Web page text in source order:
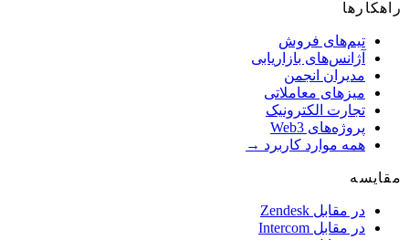
تیم‌های فروش
آژانس‌های بازاریابی
مدیران انجمن
میزهای معاملاتی
تجارت الکترونیک
پروژه‌های Web3
همه موارد کاربرد →
در مقابل Zendesk
در مقابل Intercom